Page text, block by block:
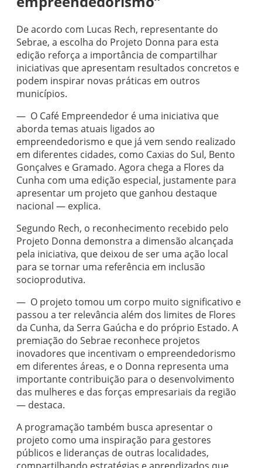
De acordo com Lucas Rech, representante do
Sebrae, a escolha do Projeto Donna para esta
edição reforça a importância de compartilhar
iniciativas que apresentam resultados concretos e
podem inspirar novas práticas em outros
municípios.
— O Café Empreendedor é uma iniciativa que
aborda temas atuais ligados ao
empreendedorismo e que já vem sendo realizado
em diferentes cidades, como Caxias do Sul, Bento
Gonçalves e Gramado. Agora chega a Flores da
Cunha com uma edição especial, justamente para
apresentar um projeto que ganhou destaque
nacional — explica.
Segundo Rech, o reconhecimento recebido pelo
Projeto Donna demonstra a dimensão alcançada
pela iniciativa, que deixou de ser uma ação local
para se tornar uma referência em inclusão
socioprodutiva.
— O projeto tomou um corpo muito significativo e
passou a ter relevância além dos limites de Flores
da Cunha, da Serra Gaúcha e do próprio Estado. A
premiação do Sebrae reconhece projetos
inovadores que incentivam o empreendedorismo
em diferentes áreas, e o Donna representa uma
importante contribuição para o desenvolvimento
das mulheres e das forças empresariais da região
— destaca.
A programação também busca apresentar o
projeto como uma inspiração para gestores
públicos e lideranças de outras localidades,